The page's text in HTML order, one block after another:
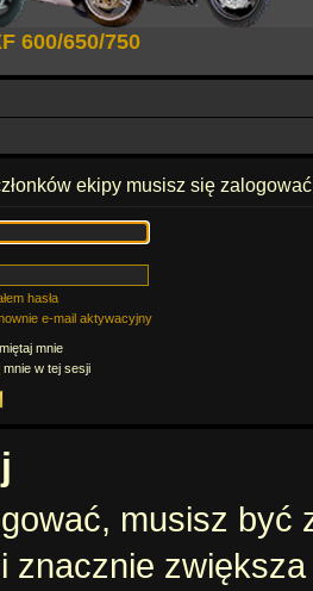
600/650/750
ekipy musisz się
hasła
e-mail aktywacyjny
mnie
w tej sesji
musisz być
znacznie